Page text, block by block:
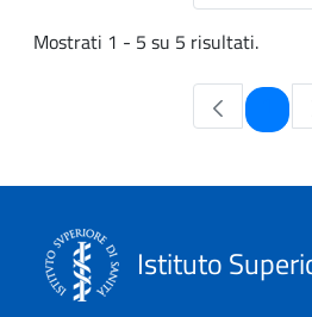
Mostrati 1 - 5 su 5 risultati.
Istituto